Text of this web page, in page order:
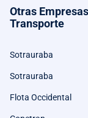
Otras
Transporte
Sotrauraba
Sotrauraba
Flota Occidental